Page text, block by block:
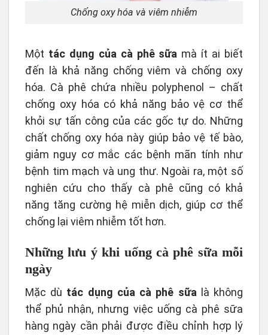
Chống oxy hóa và viêm nhiễm
Một tác dụng của cà phê sữa mà ít ai biết
đến là khả năng chống viêm và chống oxy
hóa. Cà phê chứa nhiều polyphenol – chất
chống oxy hóa có khả năng bảo vệ cơ thể
khỏi sự tấn công của các gốc tự do. Những
chất chống oxy hóa này giúp bảo vệ tế bào,
giảm nguy cơ mắc các bệnh mãn tính như
bệnh tim mạch và ung thư. Ngoài ra, một số
nghiên cứu cho thấy cà phê cũng có khả
năng tăng cường hệ miễn dịch, giúp cơ thể
chống lại viêm nhiễm tốt hơn.
Những lưu ý khi uống cà phê sữa mỗi
ngày
Mặc dù tác dụng của cà phê sữa là không
thể phủ nhận, nhưng việc uống cà phê sữa
hàng ngày cần phải được điều chỉnh hợp lý